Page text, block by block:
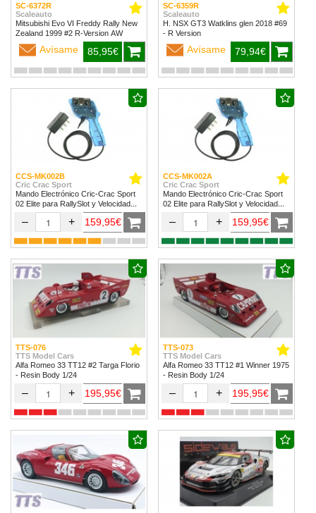
SC-6372R
Scaleauto
Mitsubishi Evo VI Freddy Rally New
Zealand 1999 #2 R-Version AW
Avísame 85,95€
SC-6359R
Scaleauto
H. NSX GT3 Watklins glen 2018 #69
- R Version
Avísame 79,94€
CCS-MK002B
Cric Crac Sport
Mando Electrónico Cric-Crac Sport
02 Elite para RallySlot y Velocidad
1/32 & 1/24.
– + 159,95€
CCS-MK002A
Cric Crac Sport
Mando Electrónico Cric-Crac Sport
02 Elite para RallySlot y Velocidad
1/32 & 1/24
– + 159,95€
TTS-076
TTS Model Cars
Alfa Romeo 33 TT12 #2 Targa Florio
- Resin Body 1/24
– + 195,95€
TTS-073
TTS Model Cars
Alfa Romeo 33 TT12 #1 Winner 1975
- Resin Body 1/24
– + 195,95€